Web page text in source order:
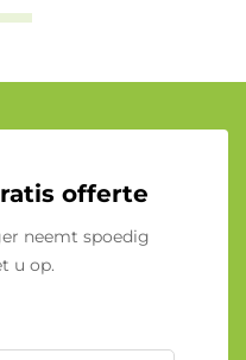
offerte
neemt spoedig
u op.